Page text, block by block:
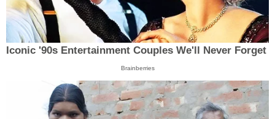
Iconic '90s Entertainment Couples We'll Never Forget
Brainberries